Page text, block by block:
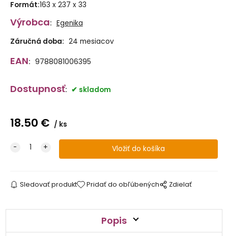
Formát:163 x 237 x 33
Výrobca: Egenika
Záručná doba: 24 mesiacov
EAN: 9788081006395
Dostupnosť: skladom
18.50 € ks
Sledovať produkt Pridať do obľúbených Zdielať
Popis